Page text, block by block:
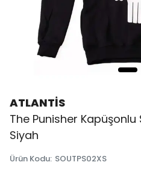
ATLANTİS
The Punisher
Siyah
Ürün Kodu: SOUTPS02XS